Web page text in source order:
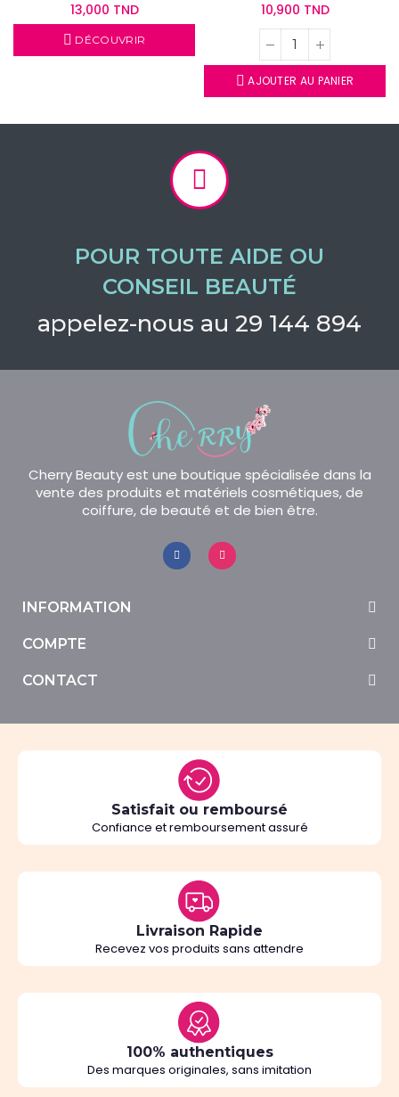
13,000 TND
DÉCOUVRIR
10,900 TND
AJOUTER AU PANIER
POUR TOUTE AIDE OU
CONSEIL BEAUTÉ
appelez-nous au 29 144 894
Cherry Beauty est une boutique spécialisée dans la
vente des produits et matériels cosmétiques, de
coiffure, de beauté et de bien être.
INFORMATION
COMPTE
CONTACT
Satisfait ou remboursé
Confiance et remboursement assuré
Livraison Rapide
Recevez vos produits sans attendre
100% authentiques
Des marques originales, sans imitation